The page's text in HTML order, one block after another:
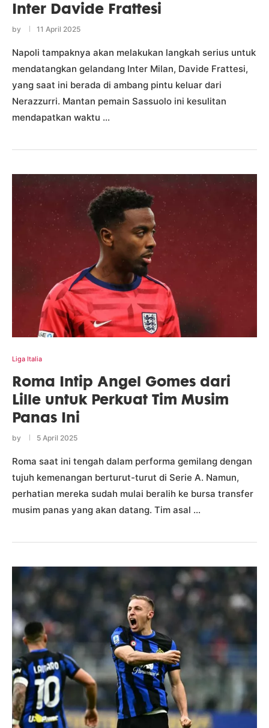
Inter Davide Frattesi
by 11 April 2025
Napoli tampaknya akan melakukan langkah serius untuk
mendatangkan gelandang Inter Milan, Davide Frattesi,
yang saat ini berada di ambang pintu keluar dari
Nerazzurri. Mantan pemain Sassuolo ini kesulitan
mendapatkan waktu …
Liga Italia
Roma Intip Angel Gomes dari
Lille untuk Perkuat Tim Musim
Panas Ini
by 5 April 2025
Roma saat ini tengah dalam performa gemilang dengan
tujuh kemenangan berturut-turut di Serie A. Namun,
perhatian mereka sudah mulai beralih ke bursa transfer
musim panas yang akan datang. Tim asal …